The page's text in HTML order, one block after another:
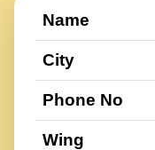
Name
City
Phone No
Wing